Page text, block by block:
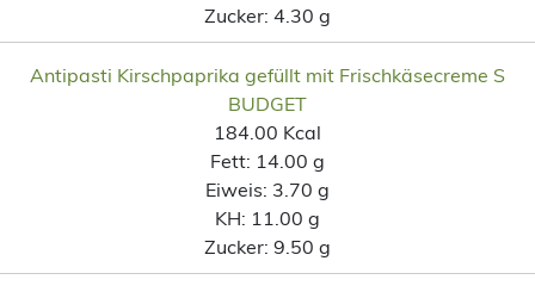
Zucker: 4.30 g
Antipasti Kirschpaprika gefüllt mit Frischkäsecreme S
BUDGET
184.00 Kcal
Fett: 14.00 g
Eiweis: 3.70 g
KH: 11.00 g
Zucker: 9.50 g